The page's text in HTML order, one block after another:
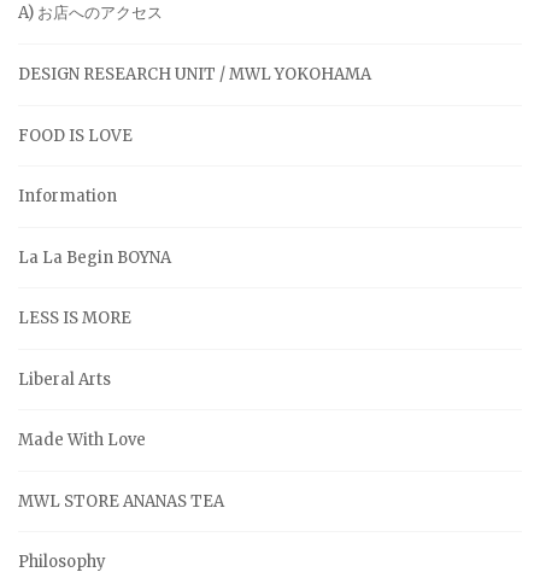
A) お店へのアクセス
DESIGN RESEARCH UNIT / MWL YOKOHAMA
FOOD IS LOVE
Information
La La Begin BOYNA
LESS IS MORE
Liberal Arts
Made With Love
MWL STORE ANANAS TEA
Philosophy